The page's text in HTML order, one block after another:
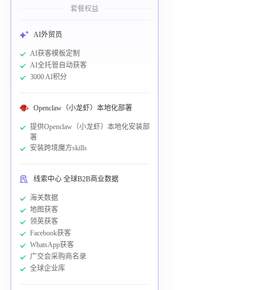
套餐权益
AI外贸员
AI获客模板定制
AI全托管自动获客
3000 AI积分
Openclaw（小龙虾）本地化部署
提供Openclaw（小龙虾）本地化安装部
署
安装跨境魔方skills
线索中心 全球B2B商业数据
海关数据
地图获客
领英获客
Facebook获客
WhatsApp获客
广交会采购商名录
全球企业库